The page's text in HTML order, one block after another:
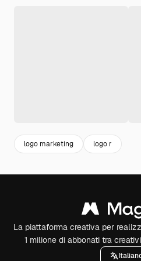
logo marketing logo r
La piattaforma creativa per
1 milione di abbonati tra